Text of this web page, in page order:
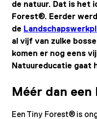
de natuur. Dat is het
Forest®. Eerder
de
al vijf van zulke
komen er nog eens
Natuureducatie gaat
Méér dan een
Een Tiny Forest® is